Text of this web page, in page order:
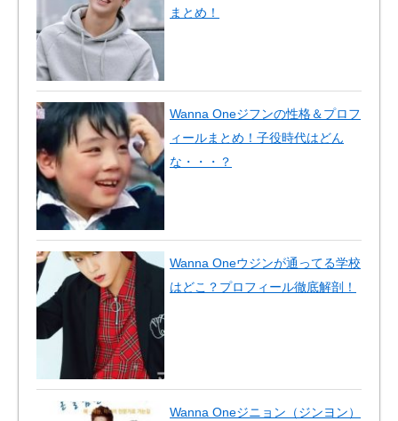
まとめ！
Wanna Oneジフンの性格＆プロフ
ィールまとめ！子役時代はどん
な・・・？
Wanna Oneウジンが通ってる学校
はどこ？プロフィール徹底解剖！
Wanna Oneジニョン（ジンヨン）